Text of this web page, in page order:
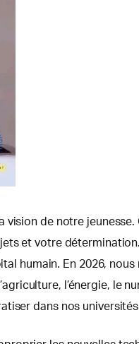
de notre
et votre
humain. En 2026,
l’énergie, le
dans nos